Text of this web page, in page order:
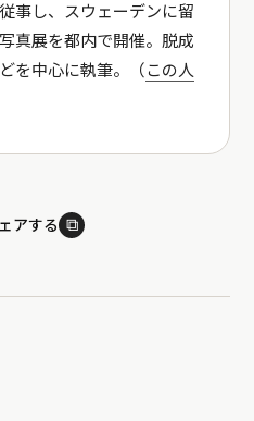
事し、スウェーデンに留
真展を都内で開催。脱成
を中心に執筆。（この人
アする ⧉